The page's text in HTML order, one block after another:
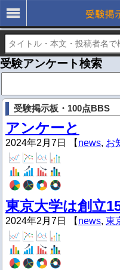
受験アンケート検索
検
受験掲示板・100点BBS
アンケーと
2024年2月7日 【 news, お
東京大学は創立
2024年2月7日 【 news, 東